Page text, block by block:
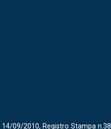
09/2010, Registro Stampa n.38